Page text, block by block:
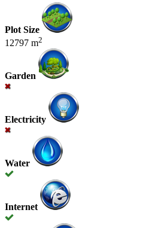
Plot Size
12797 m2
Garden
Electricity
Water
Internet